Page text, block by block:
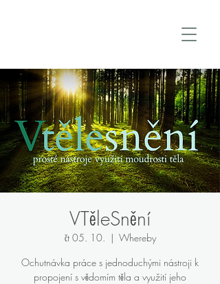
VTěleSnění
čt 05. 10.
  |
Whereby
Ochutnávka práce s jednoduchými nástroji k
propojení s vědomím těla a využití jeho